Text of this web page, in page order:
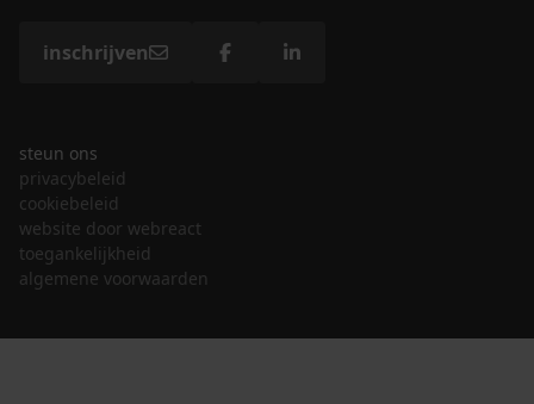
inschrijven
steun ons
privacybeleid
cookiebeleid
website door webreact
toegankelijkheid
algemene voorwaarden